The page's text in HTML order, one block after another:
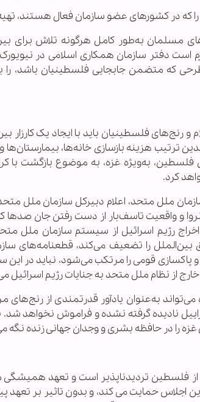
که در کشورهای عضو سازمان فعال هستند،
مسلمان به‌طور کامل هرگونه تلاش برای
است دفتر سازمان همکاری اسلامی در
که متضمن جابجایی فلسطینیان باشد، را
فلسطینیان باید با ایجاد یک کارزار
ترتیب هزینه بازسازی خانه‌ها،
فلسطین، به‌ویژه غزه، به موضوع بازگشت
کرد.
ملل متحد، اعلام دبیرکل سازمان ملل
و واقعیت تاسف‌بار از دست رفتن جان صدها
رژیم اسرائیل از سیستم سازمان ملل
را تضعیف می‌کند، قطعنامه‌های
قومی را مرتکب می‌شود، نباید در این
از نظام ملل متحد به جنایات رژیم اسرائیل
می‌تواند به‌عنوان یادآور قدرتمندی از
نادیده گرفته نشده و فراموش نخواهد
غزه را در حافظه بشری و وجدان جهانی زنده نگه
از فلسطین تردیدناپذیر است و تعهد
اجلاس حمایت می کند، و بدون تاثیر بر تعهد